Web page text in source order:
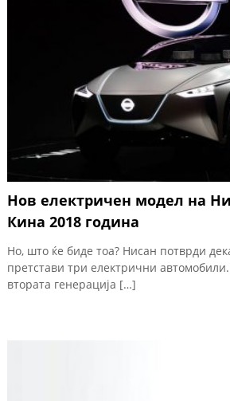
Нов електричен модел на
Кина 2018 година
Но, што ќе биде тоа? Нисан потврди
претстави три електрични
втората генерација […]